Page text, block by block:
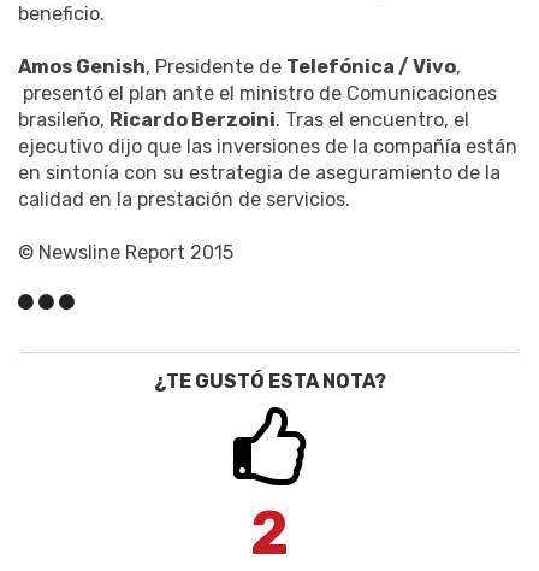
beneficio.
Amos Genish, Presidente de Telefónica / Vivo,
presentó el plan ante el ministro de Comunicaciones
brasileño, Ricardo Berzoini. Tras el encuentro, el
ejecutivo dijo que las inversiones de la compañía están
en sintonía con su estrategia de aseguramiento de la
calidad en la prestación de servicios.
© Newsline Report 2015
¿TE GUSTÓ ESTA NOTA?
2